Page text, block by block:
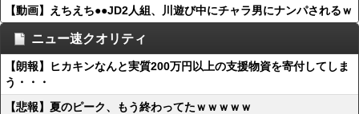
【動画】えちえち●●JD2人組、川遊び中にチャラ男にナンパされるｗ
ニュー速クオリティ
【朗報】ヒカキンなんと実質200万円以上の支援物資を寄付してしま
う・・・
【悲報】夏のピーク、もう終わってたｗｗｗｗｗ